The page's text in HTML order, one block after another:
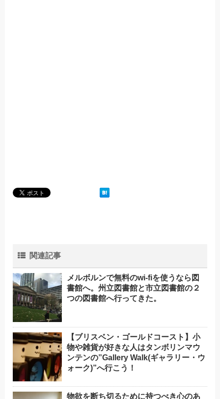
関連記事
メルボルンで無料のwi-fiを使うなら図
書館へ。州立図書館と市立図書館の２
つの図書館へ行ってきた。
【ブリスベン・ゴールドコースト】小
物や雑貨が好きな人はタンボリンマウ
ンテンの”Gallery Walk(ギャラリー・ウ
ォーク)”へ行こう！
物欲を断ち切るために持つべき心のあ